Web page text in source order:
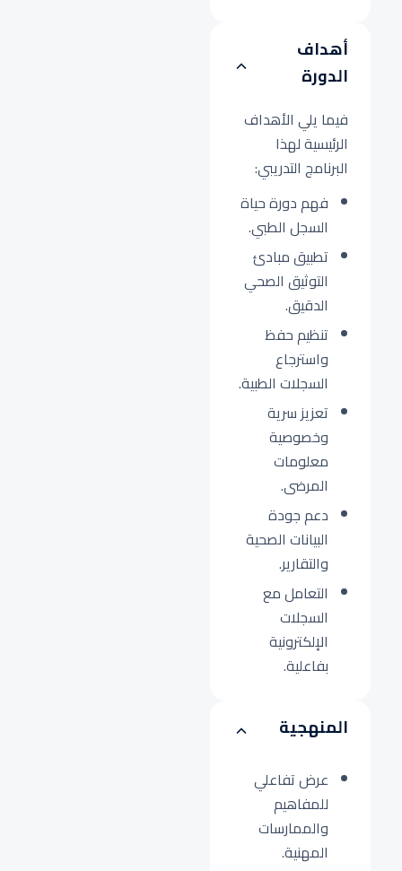
أهداف
الدورة
فيما يلي الأهداف
الرئيسية لهذا
البرنامج التدريبي:
فهم دورة حياة
السجل الطبي.
تطبيق مبادئ
التوثيق الصحي
الدقيق.
تنظيم حفظ
واسترجاع
السجلات الطبية.
تعزيز سرية
وخصوصية
معلومات
المرضى.
دعم جودة
البيانات الصحية
والتقارير.
التعامل مع
السجلات
الإلكترونية
بفاعلية.
المنهجية
عرض تفاعلي
للمفاهيم
والممارسات
المهنية.